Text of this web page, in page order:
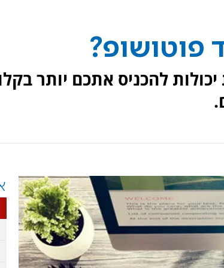
פוטושופ?
יכולות להכניס אתכם יותר